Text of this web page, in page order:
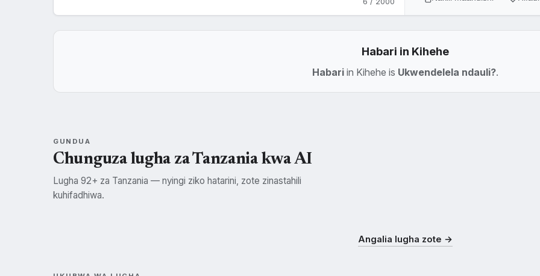
Habari in Kihehe
Habariin Kihehe is Ukwendelela ndauli?.
GUNDUA
Chunguza lugha za Tanzania kwa AI
Lugha 92+ za Tanzania — nyingi ziko hatarini, zote zinastahili
kuhifadhiwa.
Swahili
Angalia lugha zote →